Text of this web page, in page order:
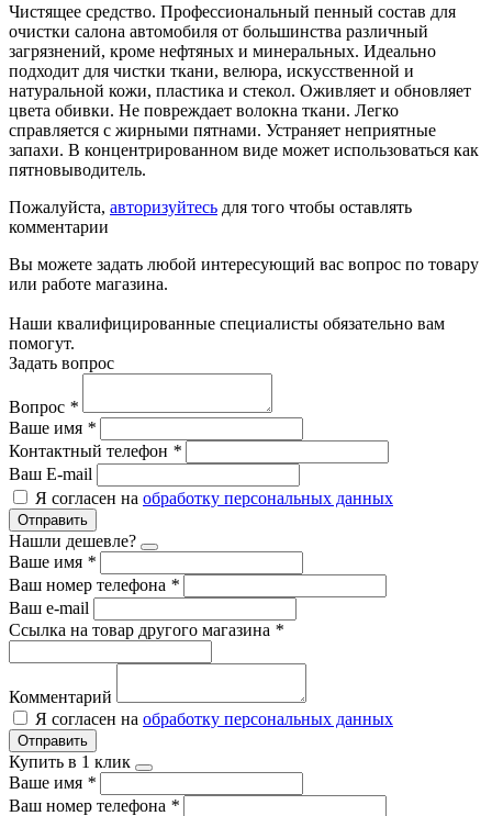
Чистящее средство. Профессиональный пенный состав для
очистки салона автомобиля от большинства различный
загрязнений, кроме нефтяных и минеральных. Идеально
подходит для чистки ткани, велюра, искусственной и
натуральной кожи, пластика и стекол. Оживляет и обновляет
цвета обивки. Не повреждает волокна ткани. Легко
справляется с жирными пятнами. Устраняет неприятные
запахи. В концентрированном виде может использоваться как
пятновыводитель.
Пожалуйста, авторизуйтесь для того чтобы оставлять
комментарии
Вы можете задать любой интересующий вас вопрос по товару
или работе магазина.
Наши квалифицированные специалисты обязательно вам
помогут.
Задать вопрос
Вопрос *
Ваше имя *
Контактный телефон *
Ваш E-mail
Я согласен на обработку персональных данных
Отправить
Нашли дешевле?
Ваше имя *
Ваш номер телефона *
Ваш e-mail
Ссылка на товар другого магазина *
Комментарий
Я согласен на обработку персональных данных
Отправить
Купить в 1 клик
Ваше имя *
Ваш номер телефона *